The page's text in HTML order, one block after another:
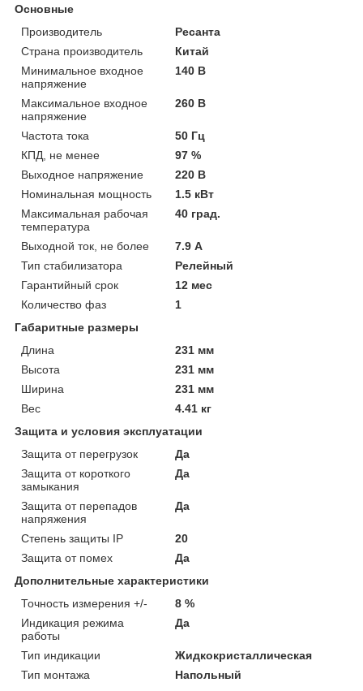
Основные
Производитель
Ресанта
Страна производитель
Китай
Минимальное входное
напряжение
140 В
Максимальное входное
напряжение
260 В
Частота тока
50 Гц
КПД, не менее
97 %
Выходное напряжение
220 В
Номинальная мощность
1.5 кВт
Максимальная рабочая
температура
40 град.
Выходной ток, не более
7.9 А
Тип стабилизатора
Релейный
Гарантийный срок
12 мес
Количество фаз
1
Габаритные размеры
Длина
231 мм
Высота
231 мм
Ширина
231 мм
Вес
4.41 кг
Защита и условия эксплуатации
Защита от перегрузок
Да
Защита от короткого
замыкания
Да
Защита от перепадов
напряжения
Да
Степень защиты IP
20
Защита от помех
Да
Дополнительные характеристики
Точность измерения +/-
8 %
Индикация режима
работы
Да
Тип индикации
Жидкокристаллическая
Тип монтажа
Напольный